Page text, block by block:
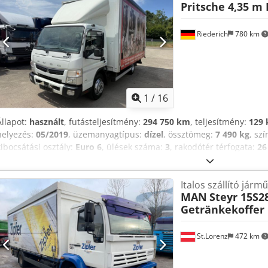
C kategória: 7490 kg össztömeg, 3340 kg hasznos teher
4400 kg hasznos teher * Rakományrögzítés: 2 sorban *
1000 kg teherbírású * Automata sebességváltó *
3 ülés * Spoiler * Légkondicionáló * Sávtartó asszisztens *
1 / 16
Riederich 780 km
Pritsche 4,35 m
használt, futásteljesítmény: 294 750 km, teljesítmény: 129
05/2019, üzemanyagtípus: dízel, össztömeg: 7 490 kg,
osztály: Euro 6, ülések száma: 3, rakodótér térfogata:
2 420 mm
teherautó, 4,35 m-es platóval, LBW BÄR BC-S4 1000 kg
City-Liner, 2 soros raktérbiztosítással * Vonóhorog, 3.500
szám ügyfélkérdésekhez: 4760 * Rakodólap * 7,5
Euro VI OBD AEBS * Légzsák, vezetőoldali * Pótkocsi
a járművázon * Baloldali kormányzás * Sorozat:
nyelvű * Indulási asszisztens emelkedőn * Korlátozott
* Együléses fülke, N2 járműosztály *
Ne Afqef * Kényelmi vezetőülés, vízszintes
St.Lorenz 472 km
Italos szállító jármű
MAN Steyr
Getränkekoffer